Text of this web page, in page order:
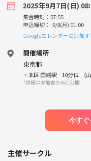
2025年9月7日(日)
集合時刻：07:55
申込締切： 9/8(月) 01:00
Googleカレンダーに追加す
開催場所
東京都
・北区 田端駅 10分位 (
*詳細は参加者のみに公開
今すぐ
主催サークル